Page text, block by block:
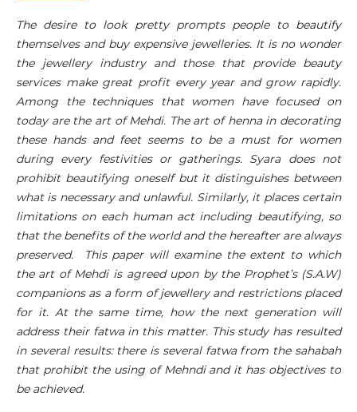
The desire to look pretty prompts people to beautify
themselves and buy expensive jewelleries. It is no wonder
the jewellery industry and those that provide beauty
services make great profit every year and grow rapidly.
Among the techniques that women have focused on
today are the art of Mehdi. The art of henna in decorating
these hands and feet seems to be a must for women
during every festivities or gatherings. Syara does not
prohibit beautifying oneself but it distinguishes between
what is necessary and unlawful. Similarly, it places certain
limitations on each human act including beautifying, so
that the benefits of the world and the hereafter are always
preserved. This paper will examine the extent to which
the art of Mehdi is agreed upon by the Prophet’s (S.A.W)
companions as a form of jewellery and restrictions placed
for it. At the same time, how the next generation will
address their fatwa in this matter. This study has resulted
in several results: there is several fatwa from the sahabah
that prohibit the using of Mehndi and ithas objectives to
be achieved.